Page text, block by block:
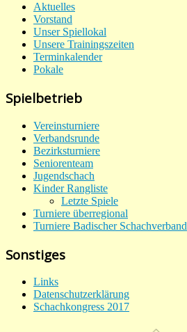
Aktuelles
Vorstand
Unser Spiellokal
Unsere Trainingszeiten
Terminkalender
Pokale
Spielbetrieb
Vereinsturniere
Verbandsrunde
Bezirksturniere
Seniorenteam
Jugendschach
Kinder Rangliste
Letzte Spiele
Turniere überregional
Turniere Badischer Schachverband
Sonstiges
Links
Datenschutzerklärung
Schachkongress 2017